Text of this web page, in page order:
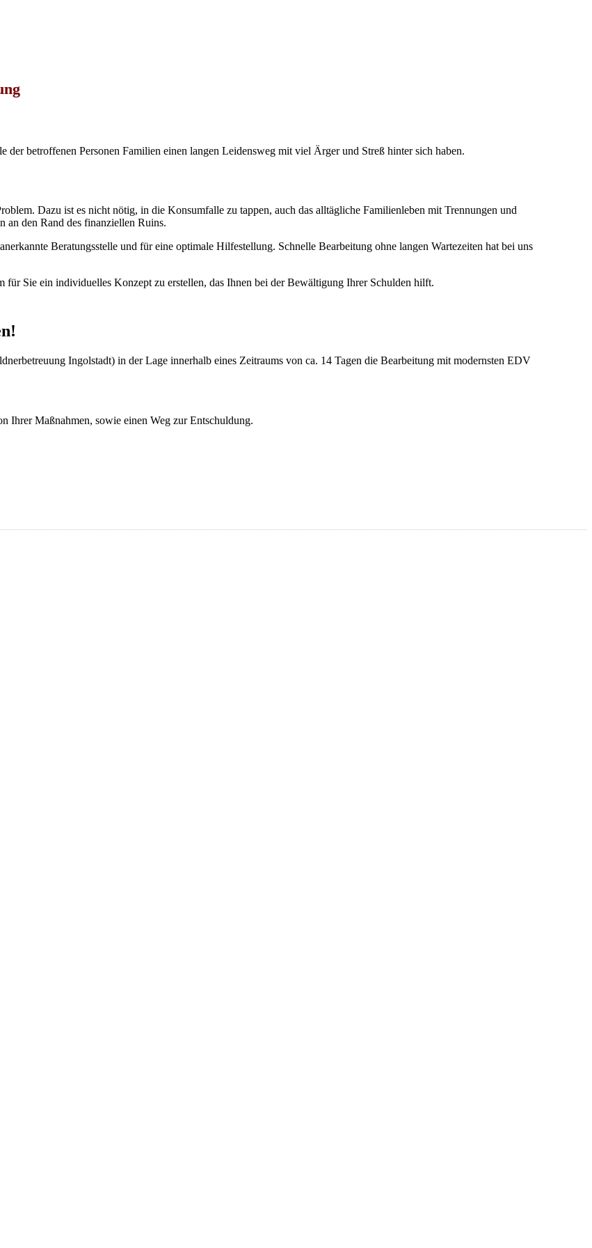
betroffenen Personen Familien einen langen Leidensweg mit viel Ärger und Streß hinter sich haben.
Dazu ist es nicht nötig, in die Konsumfalle zu tappen, auch das alltägliche Familienleben mit Trennungen und
an den Rand des finanziellen Ruins.
Beratungsstelle und für eine optimale Hilfestellung. Schnelle Bearbeitung ohne langen Wartezeiten hat bei uns
für Sie ein individuelles Konzept zu erstellen, das Ihnen bei der Bewältigung Ihrer Schulden hilft.
Ingolstadt) in der Lage innerhalb eines Zeitraums von ca. 14 Tagen die Bearbeitung mit modernsten EDV
Ihrer Maßnahmen, sowie einen Weg zur Entschuldung.